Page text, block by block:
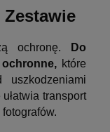
Zestawie
ochronę.
Do
które
transport